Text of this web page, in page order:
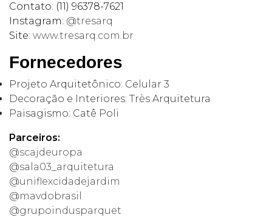
Contato: (11) 96378-7621
Instagram: @tresarq
Site: www.tresarq.com.br
Fornecedores
Projeto Arquitetônico: Celular 3
Decoração e Interiores: Très Arquitetura
Paisagismo: Catê Poli
Parceiros:
@scajdeuropa
@sala03_arquitetura
@uniflexcidadejardim
@mavdobrasil
@grupoindusparquet